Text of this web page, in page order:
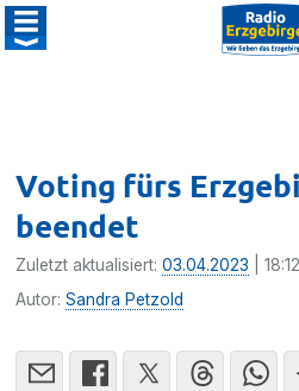
Voting fürs
beendet
Zuletzt aktualisiert:03.04.2023 |
Autor:Sandra Petzold